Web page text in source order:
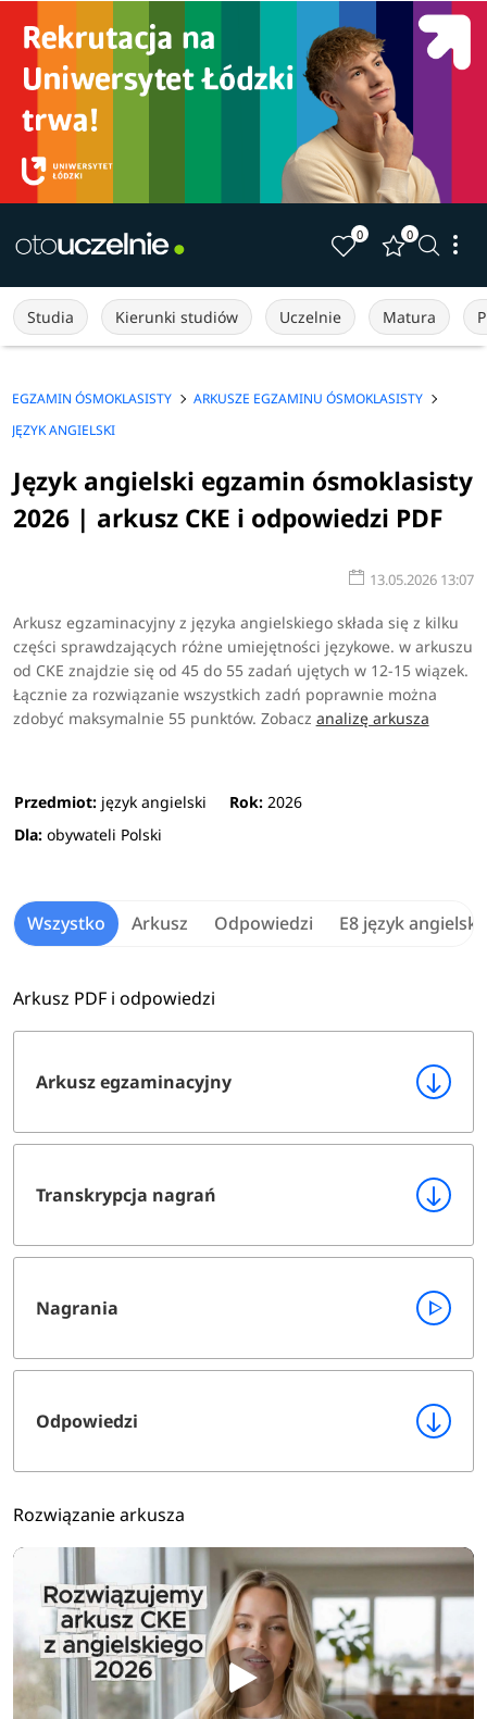
0 0
Studia Kierunki studiów Uczelnie Matura
EGZAMIN ÓSMOKLASISTY
ARKUSZE EGZAMINU ÓSMOKLASISTY
JĘZYK ANGIELSKI
Język angielski egzamin ósmoklasisty
2026 | arkusz CKE i odpowiedzi PDF
13.05.2026 13:07
Arkusz egzaminacyjny z języka angielskiego składa się z kilku
części sprawdzających różne umiejętności językowe. w arkuszu
od CKE znajdzie się od 45 do 55 zadań ujętych w 12-15 wiązek.
Łącznie za rozwiązanie wszystkich zadń poprawnie można
zdobyć maksymalnie 55 punktów. Zobacz analizę arkusza
Przedmiot:język angielski Rok:2026
Dla:obywateli Polski
Wszystko Arkusz Odpowiedzi E8 język angielski
Arkusz PDF i odpowiedzi
Arkusz egzaminacyjny
Transkrypcja nagrań
Nagrania
Odpowiedzi
Rozwiązanie arkusza